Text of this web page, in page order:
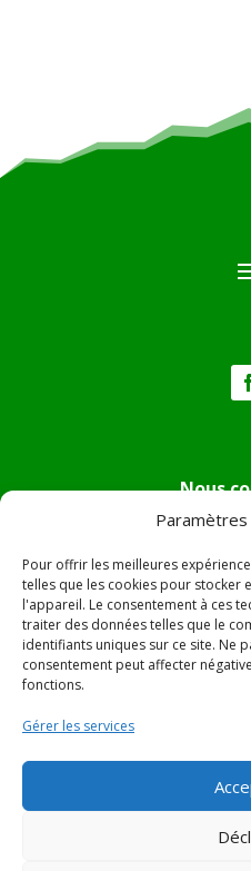
Pour offrir les meilleures
telles que les cookies pour stocker
l'appareil. Le consentement à ces
traiter des données telles que le
identifiants uniques sur ce site. Ne
consentement peut affecter
fonctions.
Gérer les services
Nous
Tél :
Mail:
Adresse :Hôtel de
Le
20230
© 2022 Mairie de Pietra Di